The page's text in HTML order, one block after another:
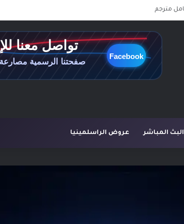
البث المباشر عروض الراسلمينيا